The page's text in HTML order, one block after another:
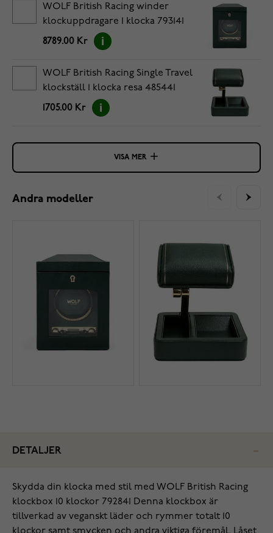
WOLF British Racing winder
klockuppdragare 1 klocka 793141
8789.00 Kr
WOLF British Racing Single Travel
klockställ 1 klocka resa 485441
1705.00 Kr
VISA MER
Andra modeller
DETALJER
Skydda din klocka med stil med WOLF British Racing
klockbox 10 klockor 792841 Denna klockbox är
tillverkad av veganskt läder och rymmer totalt 10